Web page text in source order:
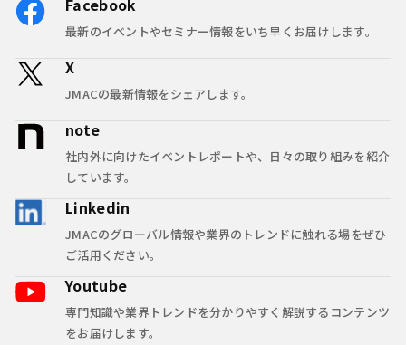
Facebook
最新のイベントやセミナー情報をいち早くお届けします。
X
JMACの最新情報をシェアします。
note
社内外に向けたイベントレポートや、日々の取り組みを紹介
しています。
Linkedin
JMACのグローバル情報や業界のトレンドに触れる場をぜひ
ご活用ください。
Youtube
専門知識や業界トレンドを分かりやすく解説するコンテンツ
をお届けします。